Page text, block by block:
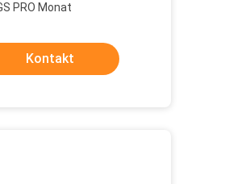
PRO Monat
Kontakt